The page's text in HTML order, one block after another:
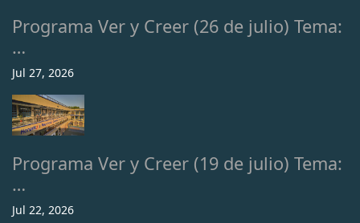
Programa Ver y Creer (26 de julio) Tema:
…
Jul 27, 2026
Programa Ver y Creer (19 de julio) Tema:
…
Jul 22, 2026